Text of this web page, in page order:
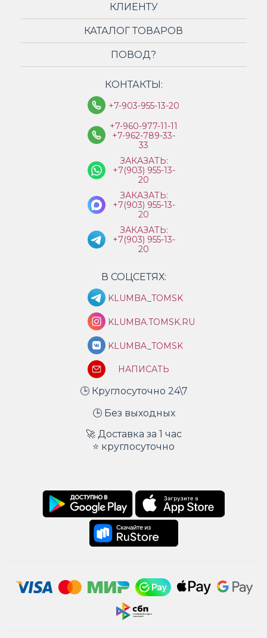
КЛИЕНТУ
КАТАЛОГ ТОВАРОВ
ПОВОД?
КОНТАКТЫ:
+7-903-955-13-20
+7-960-977-11-11
+7-962-789-33-
33
ЗАКАЗАТЬ:
+7(903) 955-13-
20
ЗАКАЗАТЬ:
+7(903) 955-13-
20
ЗАКАЗАТЬ:
+7(903) 955-13-
20
В СОЦСЕТЯХ:
KLUMBA_TOMSK
KLUMBA.TOMSK.RU
KLUMBA_TOMSK
НАПИСАТЬ
🕒 Круглосуточно 24\7
🕒 Без выходных
🚀 Доставка за 1 час
⭐ круглосуточно